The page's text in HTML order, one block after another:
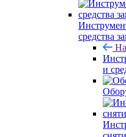
средства
и